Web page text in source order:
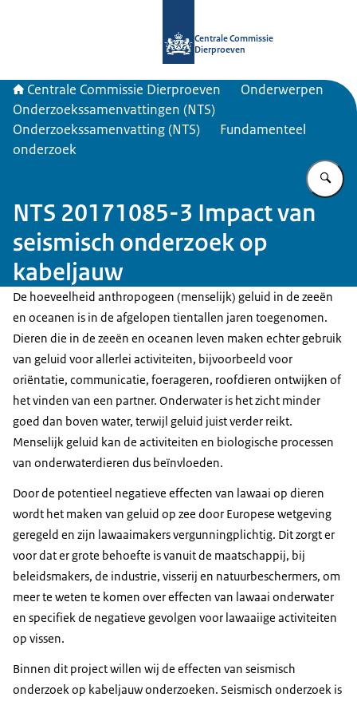
Centrale Commissie
Dierproeven
Centrale Commissie Dierproeven
Onderwerpen
Onderzoekssamenvattingen (NTS)
Onderzoekssamenvatting (NTS)
Fundamenteel
onderzoek
NTS 20171085-3 Impact van
seismisch onderzoek op
kabeljauw
De hoeveelheid anthropogeen (menselijk) geluid in de zeeën
en oceanen is in de afgelopen tientallen jaren toegenomen.
Dieren die in de zeeën en oceanen leven maken echter gebruik
van geluid voor allerlei activiteiten, bijvoorbeeld voor
oriëntatie, communicatie, foerageren, roofdieren ontwijken of
het vinden van een partner. Onderwater is het zicht minder
goed dan boven water, terwijl geluid juist verder reikt.
Menselijk geluid kan de activiteiten en biologische processen
van onderwaterdieren dus beïnvloeden.
Door de potentieel negatieve effecten van lawaai op dieren
wordt het maken van geluid op zee door Europese wetgeving
geregeld en zijn lawaaimakers vergunningplichtig. Dit zorgt er
voor dat er grote behoefte is vanuit de maatschappij, bij
beleidsmakers, de industrie, visserij en natuurbeschermers, om
meer te weten te komen over effecten van lawaai onderwater
en specifiek de negatieve gevolgen voor lawaaiige activiteiten
op vissen.
Binnen dit project willen wij de effecten van seismisch
onderzoek op kabeljauw onderzoeken. Seismisch onderzoek is